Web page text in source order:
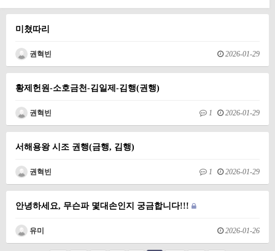
미쳤따리
권혁빈 2026-01-29
황제헌원-소호금천-김일제-김행(권행)
권혁빈 1 2026-01-29
서해용왕 시조 권행(금행, 김행)
권혁빈 1 2026-01-29
안녕하세요, 무슨파 몇대손인지 궁금합니다!!!
유미 2026-01-26